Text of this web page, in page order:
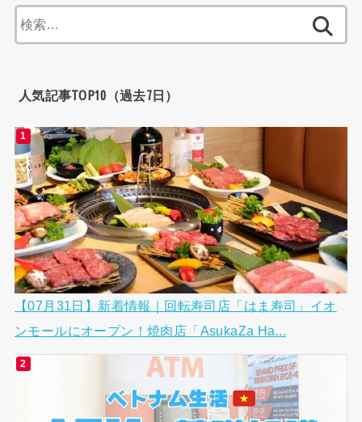
索:
人気記事TOP10（過去7日）
【07月31日】新着情報｜回転寿司店「はま寿司」イオ
ンモールにオープン！焼肉店「AsukaZa Ha...